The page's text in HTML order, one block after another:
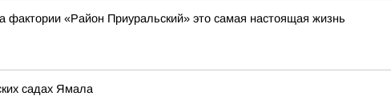
фактории «Район Приуральский» это самая настоящая жизнь
садах Ямала